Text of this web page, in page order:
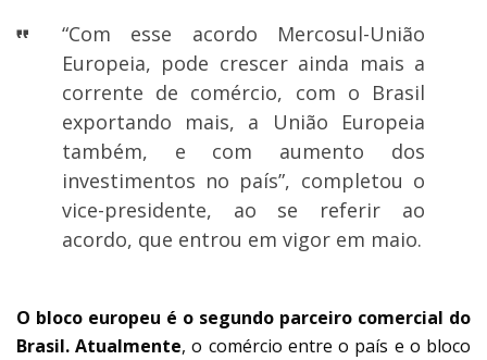
“Com esse acordo Mercosul-União
Europeia, pode crescer ainda mais a
corrente de comércio, com o Brasil
exportando mais, a União Europeia
também, e com aumento dos
investimentos no país”, completou o
vice-presidente, ao se referir ao
acordo, que entrou em vigor em maio.
O bloco europeu é o segundo parceiro comercial do
Brasil. Atualmente, o comércio entre o país e o bloco